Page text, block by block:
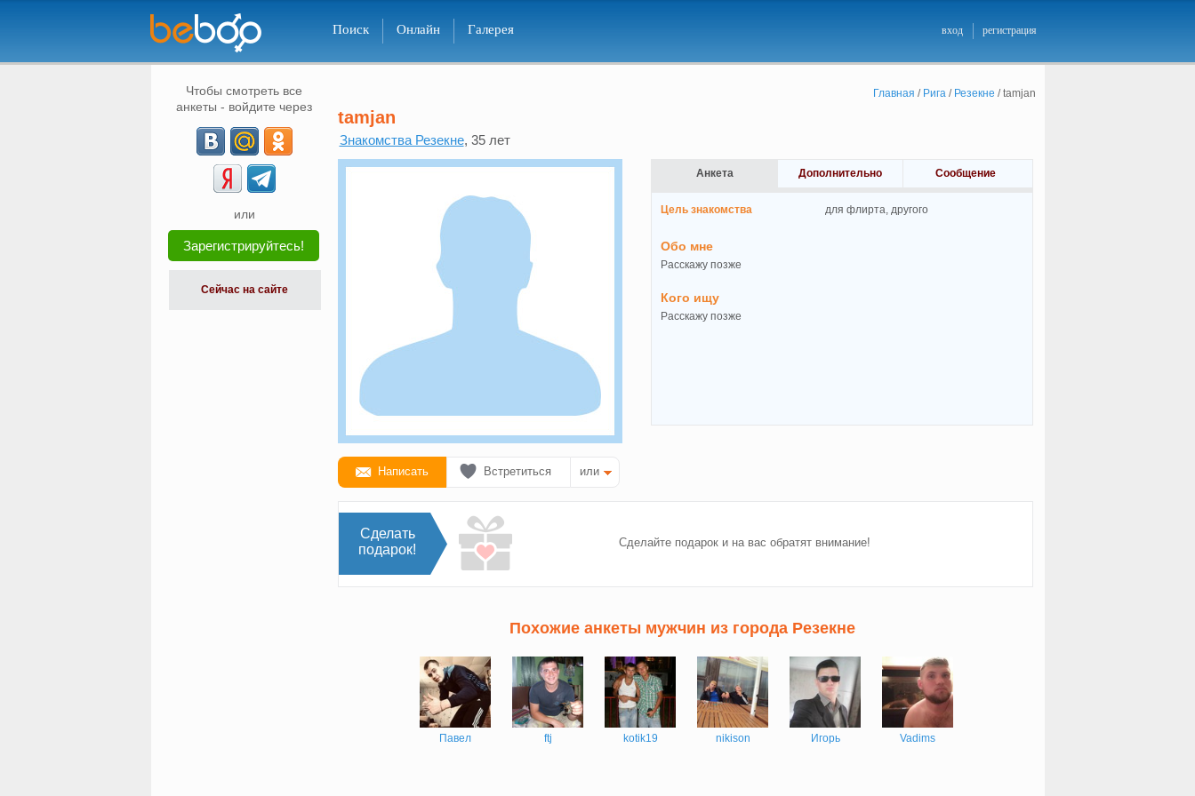
Поиск Онлайн Галерея вход регистрация
Чтобы смотреть все
анкеты - войдите через
или
Зарегистрируйтесь!
Сейчас на сайте
Главная / Рига/ Резекне /tamjan
tamjan
Знакомства Резекне, 35 лет
Написать Встретиться или
Анкета Дополнительно Сообщение
Цель знакомства для флирта, другого
Обо мне
Расскажу позже
Кого ищу
Расскажу позже
Сделать
подарок!
Сделайте подарок и на вас обратят внимание!
Похожие анкеты мужчин из города Резекне
Павел ftj kotik19 nikison Игорь Vadims